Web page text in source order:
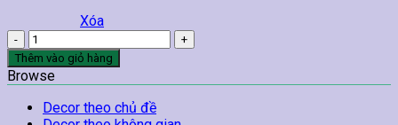
Xóa
Tranh
Phong
Cảnh
Biển
TT03
Thêm vào giỏ hàng
Browse
Decor theo chủ đề